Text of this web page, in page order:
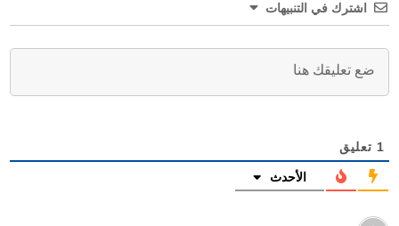
اشترك في التنبيهات
1 تعليق
الأحدث